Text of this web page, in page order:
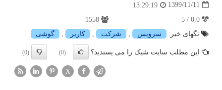
1399/11/11
13:29:19
تگهای خبر:
سرویس , شركت , كاربر , گوشی
این مطلب سایت شیک را می پسندید؟ (0)
(0)
X